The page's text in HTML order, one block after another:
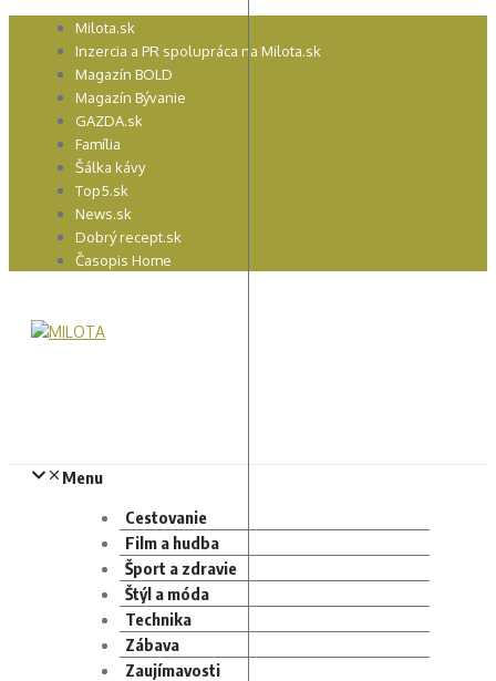
Preskočiť Milota.sk
Inzercia a PR spolupráca na Milota.sk
Magazín BOLD
Magazín Bývanie
GAZDA.sk
Família
Šálka kávy
Top5.sk
News.sk
Dobrý recept.sk
Časopis Home
Menu
Cestovanie
Film a hudba
Šport a zdravie
Štýl a móda
Technika
Zábava
Zaujímavosti